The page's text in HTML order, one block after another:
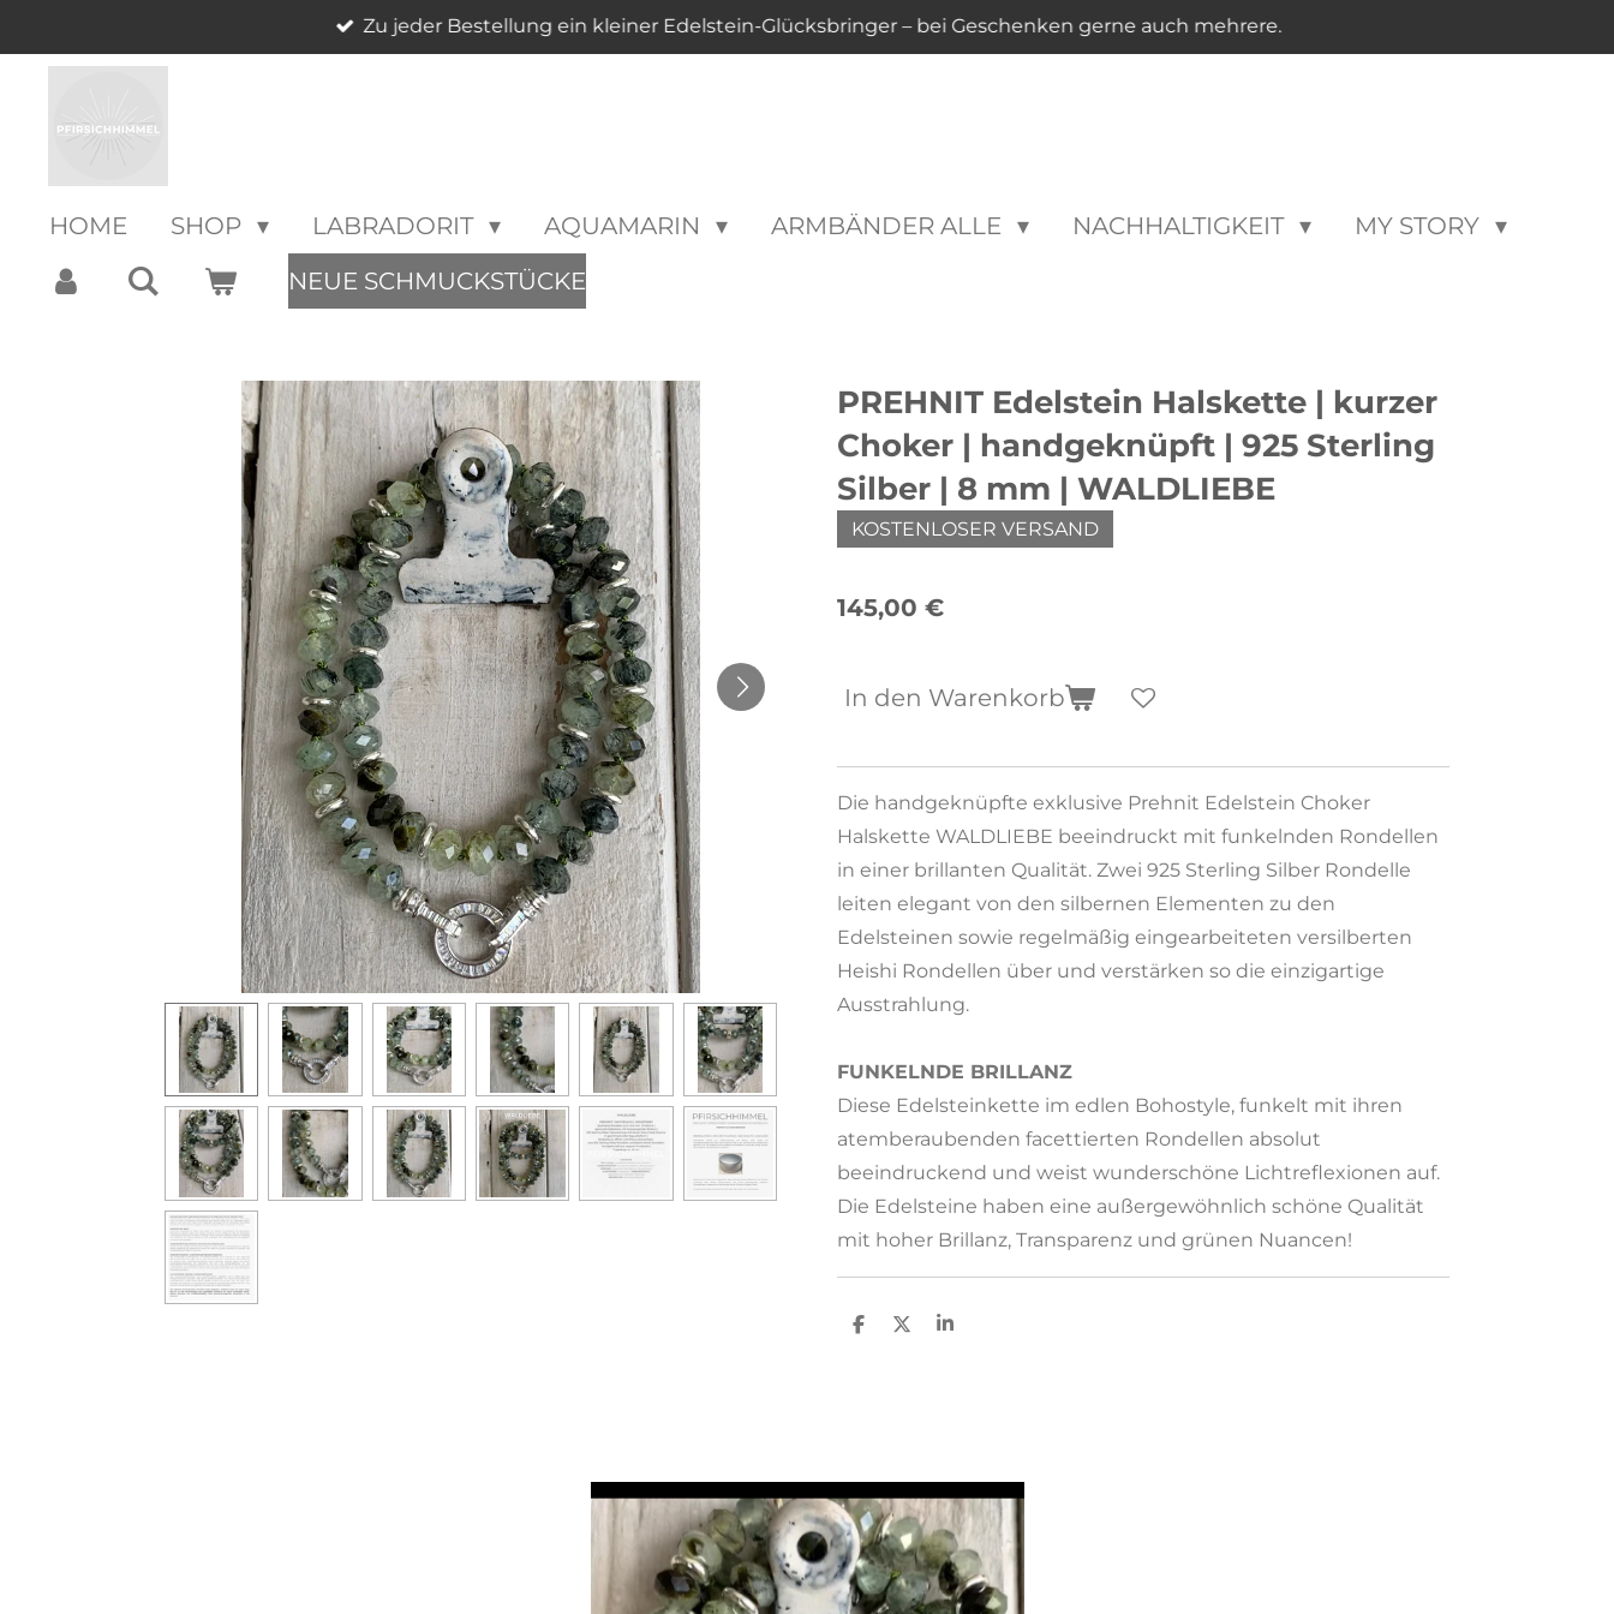
Hauptinhalt
Zu jeder Bestellung ein kleiner Edelstein-Glücksbringer – bei Geschenken gerne auch mehrere.
HOME SHOP LABRADORIT AQUAMARIN ARMBÄNDER ALLE NACHHALTIGKEIT
MY STORY
NEUE SCHMUCKSTÜCKE
PREHNIT Edelstein Halskette | kurzer
Choker | handgeknüpft | 925 Sterling
Silber | 8 mm | WALDLIEBE
KOSTENLOSER VERSAND
145,00 €
In den Warenkorb
Die handgeknüpfte exklusive Prehnit Edelstein Choker
Halskette WALDLIEBE beeindruckt mit funkelnden Rondellen
in einer brillanten Qualität. Zwei 925 Sterling Silber Rondelle
leiten elegant von den silbernen Elementen zu den
Edelsteinen sowie regelmäßig eingearbeiteten versilberten
Heishi Rondellen über und verstärken so die einzigartige
Ausstrahlung.
FUNKELNDE BRILLANZ
Diese Edelsteinkette im edlen Bohostyle, funkelt mit ihren
atemberaubenden facettierten Rondellen absolut
beeindruckend und weist wunderschöne Lichtreflexionen auf.
Die Edelsteine haben eine außergewöhnlich schöne Qualität
mit hoher Brillanz, Transparenz und grünen Nuancen!
T
T
T